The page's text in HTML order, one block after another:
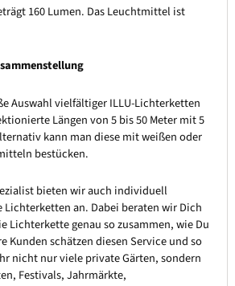
160 Lumen. Das Leuchtmittel ist
Auswahl vielfältiger ILLU-Lichterketten
Längen von 5 bis 50 Meter mit 5
kann man diese mit weißen oder
bestücken.
bieten wir auch individuell
Lichterketten an. Dabei beraten wir Dich
Lichterkette genau so zusammen, wie Du
Kunden schätzen diesen Service und so
nicht nur viele private Gärten, sondern
Festivals, Jahrmärkte,